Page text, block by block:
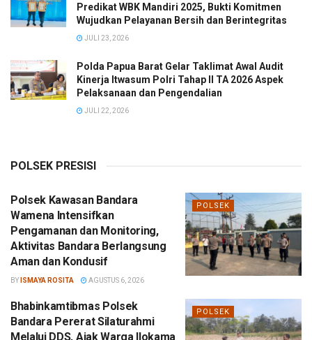
Predikat WBK Mandiri 2025, Bukti Komitmen
Wujudkan Pelayanan Bersih dan Berintegritas
JULI 23, 2026
Polda Papua Barat Gelar Taklimat Awal Audit
Kinerja Itwasum Polri Tahap II TA 2026 Aspek
Pelaksanaan dan Pengendalian
JULI 22, 2026
POLSEK PRESISI
POLSEK
Polsek Kawasan Bandara
Wamena Intensifkan
Pengamanan dan Monitoring,
Aktivitas Bandara Berlangsung
Aman dan Kondusif
BY ISMAYA ROSITA AGUSTUS 6, 2026
POLSEK
Bhabinkamtibmas Polsek
Bandara Pererat Silaturahmi
Melalui DDS, Ajak Warga Ilokama